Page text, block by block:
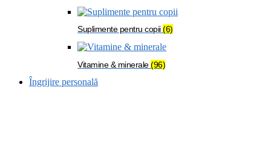
Suplimente pentru copii(6)
Vitamine & minerale(96)
Îngrijire personală